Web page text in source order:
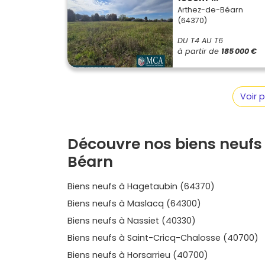
selon les délibérations locales, une
s’appliquer sur le neuf. Le rythme d’appel de
étape par étape, et tu emménages dans un
sécurité actuelles. Que tu te projettes dans
Maslacq, ou dans un appartement pratique
Mourenx, tu poses tes valises dans un cadre
opportunités disponibles sur Vivre dans le
qui correspond à
Arthez-de-Béarn
(64370)
DU T4 AU T6
à partir de 185 000 €
Voir
Découvre nos biens
Béarn
Biens neufs à Hagetaubin (64370)
Biens neufs à Maslacq (64300)
Biens neufs à Nassiet (40330)
Biens neufs à Saint-Cricq-Chalosse (40700)
Biens neufs à Horsarrieu (40700)